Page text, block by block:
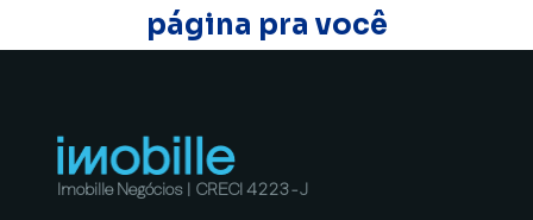
página pra você
Imobille Negócios | CRECI 4223-J